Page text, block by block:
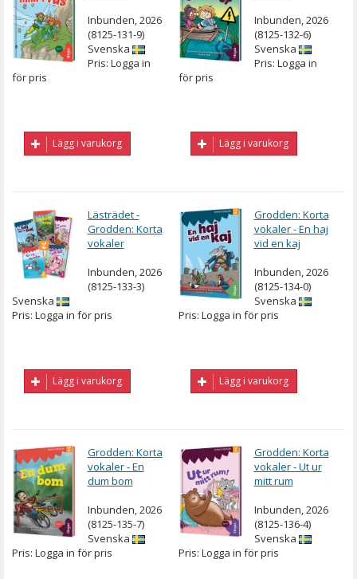
Inbunden, 2026
(8125-131-9)
Svenska
Pris: Logga in
för pris
Lägg i varukorg
Inbunden, 2026
(8125-132-6)
Svenska
Pris: Logga in
för pris
Lägg i varukorg
Lästrädet -
Grodden: Korta
vokaler
Inbunden, 2026
(8125-133-3)
Svenska
Pris: Logga in för pris
Lägg i varukorg
Grodden: Korta
vokaler - En haj
vid en kaj
Inbunden, 2026
(8125-134-0)
Svenska
Pris: Logga in för pris
Lägg i varukorg
Grodden: Korta
vokaler - En
dum bom
Inbunden, 2026
(8125-135-7)
Svenska
Pris: Logga in för pris
Grodden: Korta
vokaler - Ut ur
mitt rum
Inbunden, 2026
(8125-136-4)
Svenska
Pris: Logga in för pris